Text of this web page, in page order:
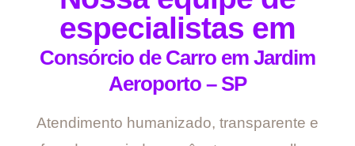
especialistas em
Consórcio de Carro em Jardim
Aeroporto – SP
Atendimento humanizado, transparente e